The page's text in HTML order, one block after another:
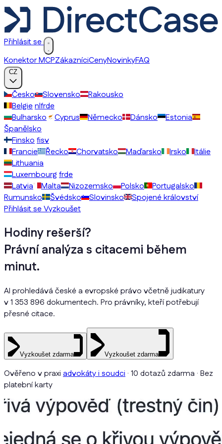
Přihlásit se
Konektor MCPZákazníciCenyNovinkyFAQ
Česko Slovensko
Rakousko
Belgienlfrde
Bulharsko
Cyprus Německo Dánsko
Estonia
Španělsko
Finskofisv
Francie
Řecko Chorvatsko Maďarsko Irsko
Itálie
Lithuania
Luxembourg frde
Latvia
Malta Nizozemsko Polsko
Portugalsko
Rumunsko
Švédsko Slovinsko
Spojené království
Přihlásit seVyzkoušet
Hodiny rešerší?
Právní analýza s citacemi během
minut.
AI prohledává české a evropské právo včetně judikatury
v 1 353 896 dokumentech. Pro právníky, kteří potřebují
přesné citace.
Vyzkoušet zdarma Vyzkoušet zdarma
Ověřeno v praxi advokáty i soudci · 10 dotazů zdarma · Bez
platební karty